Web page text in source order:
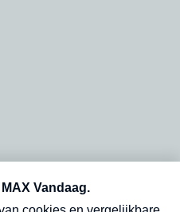
dinsdagochtend in